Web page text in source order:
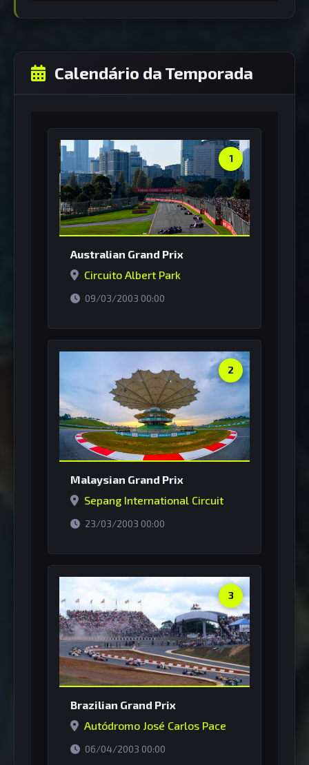
Calendário da Temporada
1
Australian Grand Prix
Circuito Albert Park
09/03/2003 00:00
2
Malaysian Grand Prix
Sepang International Circuit
23/03/2003 00:00
3
Brazilian Grand Prix
Autódromo José Carlos Pace
06/04/2003 00:00